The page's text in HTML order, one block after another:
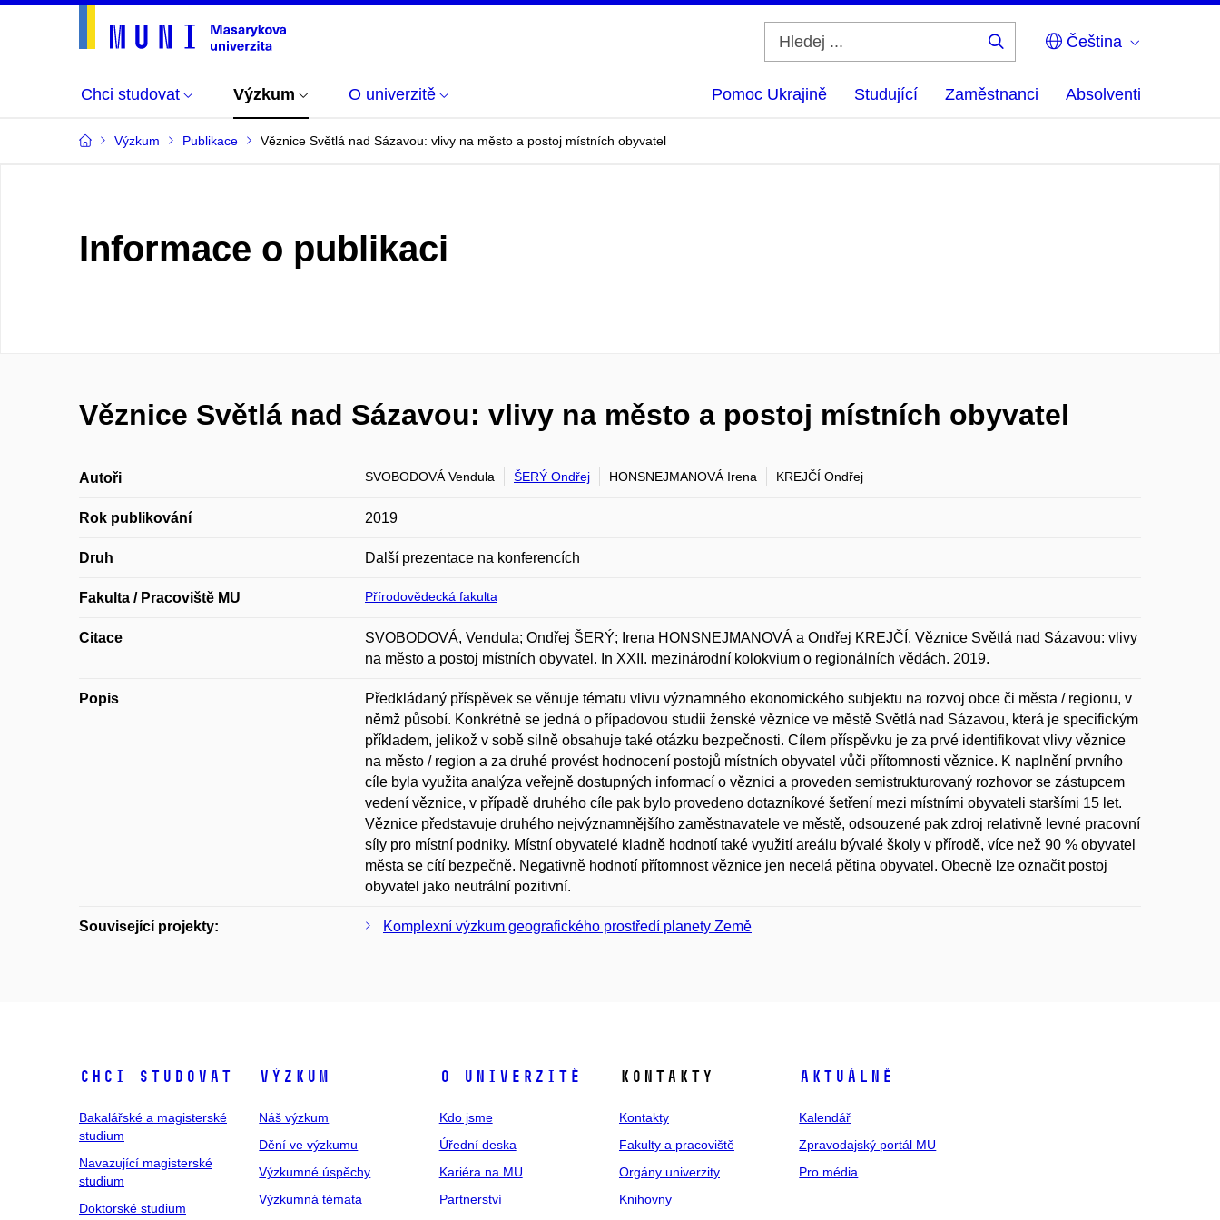
Čeština
Chci studovat Výzkum O univerzitě Pomoc Ukrajině Studující Zaměstnanci Absolventi
Výzkum Publikace Věznice Světlá nad Sázavou: vlivy na město a postoj místních obyvatel
Informace o publikaci
Věznice Světlá nad Sázavou: vlivy na město a postoj místních obyvatel
Autoři SVOBODOVÁ Vendula ŠERÝ Ondřej HONSNEJMANOVÁ Irena KREJČÍ Ondřej
Rok publikování 2019
Druh Další prezentace na konferencích
Fakulta / Pracoviště MU Přírodovědecká fakulta
Citace
SVOBODOVÁ, Vendula; Ondřej ŠERÝ; Irena HONSNEJMANOVÁ a Ondřej KREJČÍ. Věznice Světlá nad Sázavou: vlivy
na město a postoj místních obyvatel. In XXII. mezinárodní kolokvium o regionálních vědách. 2019.
Popis
Předkládaný příspěvek se věnuje tématu vlivu významného ekonomického subjektu na rozvoj obce či města / regionu, v
němž působí. Konkrétně se jedná o případovou studii ženské věznice ve městě Světlá nad Sázavou, která je specifickým
příkladem, jelikož v sobě silně obsahuje také otázku bezpečnosti. Cílem příspěvku je za prvé identifikovat vlivy věznice
na město / region a za druhé provést hodnocení postojů místních obyvatel vůči přítomnosti věznice. K naplnění prvního
cíle byla využita analýza veřejně dostupných informací o věznici a proveden semistrukturovaný rozhovor se zástupcem
vedení věznice, v případě druhého cíle pak bylo provedeno dotazníkové šetření mezi místními obyvateli staršími 15 let.
Věznice představuje druhého nejvýznamnějšího zaměstnavatele ve městě, odsouzené pak zdroj relativně levné pracovní
síly pro místní podniky. Místní obyvatelé kladně hodnotí také využití areálu bývalé školy v přírodě, více než 90 % obyvatel
města se cítí bezpečně. Negativně hodnotí přítomnost věznice jen necelá pětina obyvatel. Obecně lze označit postoj
obyvatel jako neutrální pozitivní.
Související projekty: Komplexní výzkum geografického prostředí planety Země
Chci studovat
Bakalářské a magisterské
studium
Navazující magisterské
studium
Doktorské studium
Výzkum
Náš výzkum
Dění ve výzkumu
Výzkumné úspěchy
Výzkumná témata
O univerzitě
Kdo jsme
Úřední deska
Kariéra na MU
Partnerství
Kontakty
Kontakty
Fakulty a pracoviště
Orgány univerzity
Knihovny
Aktuálně
Kalendář
Zpravodajský portál MU
Pro média